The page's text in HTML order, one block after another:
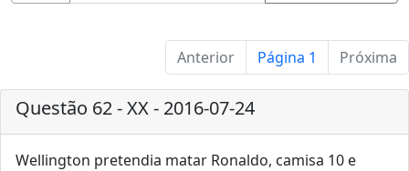
Anterior Página 1 Próxima
Questão 62 - XX - 2016-07-24
Wellington pretendia matar Ronaldo, camisa 10 e